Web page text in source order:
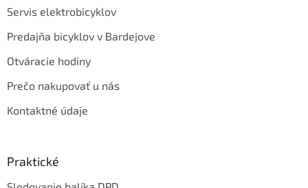
Servis elektrobicyklov
Predajňa bicyklov v Bardejove
Otváracie hodiny
Prečo nakupovať u nás
Kontaktné údaje
Praktické